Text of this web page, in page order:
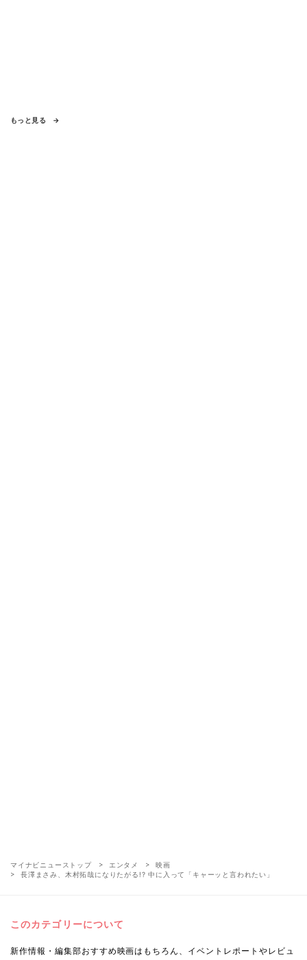
もっと見る
マイナビニューストップ エンタメ
映画
長澤まさみ、木村拓哉になりたがる!? 中に入って「キャーッと言われたい」
このカテゴリーについて
新作情報・編集部おすすめ映画はもちろん、イベントレポートやレビュ